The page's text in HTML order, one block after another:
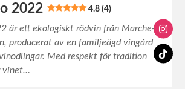
2022 4.8 (4)
är ett ekologiskt rödvin från Marche-
producerat av en familjeägd vingård
Med respekt för tradition
vinet…